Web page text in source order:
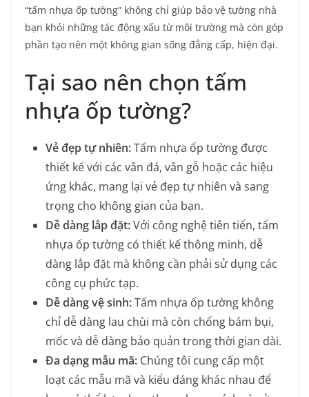
“tấm nhựa ốp tường” không chỉ giúp bảo vệ tường nhà
bạn khỏi những tác động xấu từ môi trường mà còn góp
phần tạo nên một không gian sống đẳng cấp, hiện đại.
Tại sao nên chọn tấm
nhựa ốp tường?
Vẻ đẹp tự nhiên:Tấm nhựa ốp tường được
thiết kế với các vân đá, vân gỗ hoặc các hiệu
ứng khác, mang lại vẻ đẹp tự nhiên và sang
trọng cho không gian của bạn.
Dễ dàng lắp đặt:Với công nghệ tiên tiến, tấm
nhựa ốp tường có thiết kế thông minh, dễ
dàng lắp đặt mà không cần phải sử dụng các
công cụ phức tạp.
Dễ dàng vệ sinh:Tấm nhựa ốp tường không
chỉ dễ dàng lau chùi mà còn chống bám bụi,
mốc và dễ dàng bảo quản trong thời gian dài.
Đa dạng mẫu mã: Chúng tôi cung cấp một
loạt các mẫu mã và kiểu dáng khác nhau để